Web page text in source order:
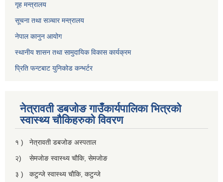
गृह मन्त्रालय
सूचना तथा सञ्चार मन्त्रालय
नेपाल कानुन आयोग
स्थानीय शासन तथा सामुदायिक विकास कार्यक्रम
प्रिति फन्टबाट युनिकोड कन्भर्टर
नेत्रावती डबजाेङ गाउँकार्यपालिका भित्रकाे
स्वास्थ्य चाैकिहरुकाे विवरण
१ ) नेत्रावती डबजोङ अस्पताल
२) सेमजाेङ स्वास्थ्य चाैकि, सेमजाेङ
३ ) कटुन्जे स्वास्थ्य चाैकि, कटुन्जे